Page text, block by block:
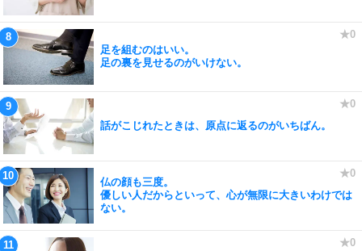
足を組むのはいい。
足の裏を見せるのがいけない。
話がこじれたときは、原点に返るのがいちばん。
仏の顔も三度。
優しい人だからといって、心が無限に大きいわけでは
ない。